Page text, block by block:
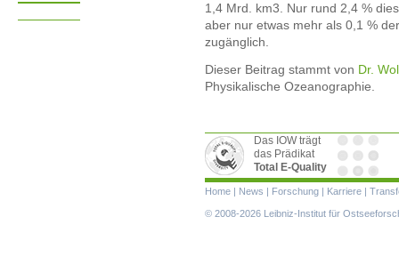
1,4 Mrd. km3. Nur rund 2,4 %
aber nur etwas mehr als 0,1 %
zugänglich.
Dieser Beitrag stammt von Dr.
Physikalische Ozeanographie.
Das IOW trägt
das Prädikat
Total E-Quality
Navigation
überspringen
Home | News | Forschung | Karriere |
© 2008-2026 Leibniz-Institut für